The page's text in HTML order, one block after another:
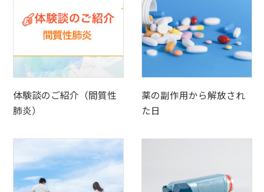
体験談のご紹介（間質性
肺炎）
薬の副作用から解放され
た日